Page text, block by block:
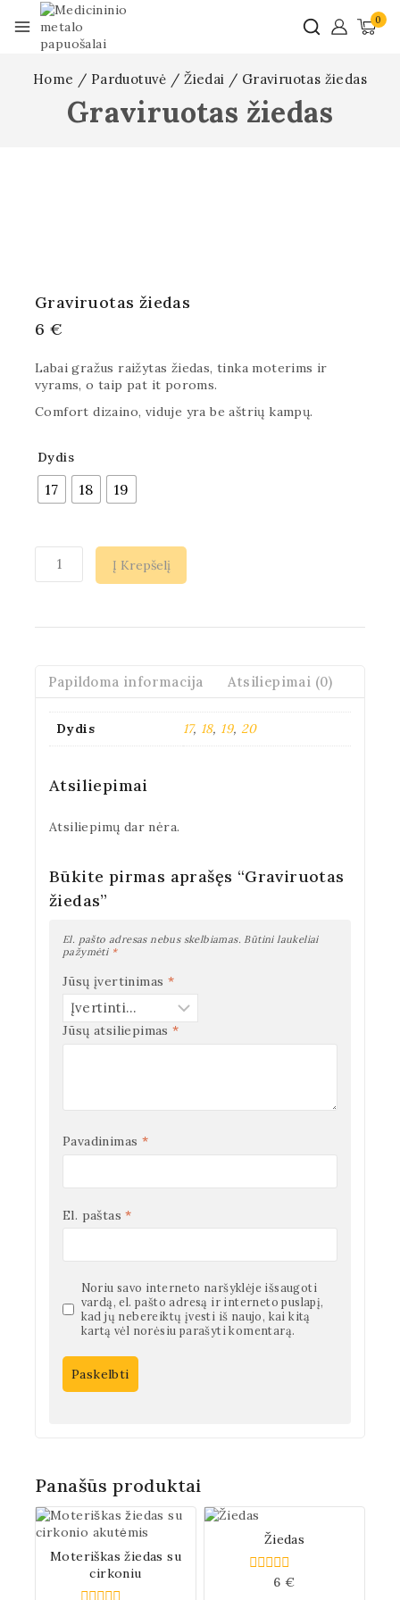
0
Home / Parduotuvė / Žiedai / Graviruotas žiedas
Graviruotas žiedas
Graviruotas žiedas
6 €
Labai gražus raižytas žiedas, tinka moterims ir
vyrams, o taip pat it poroms.
Comfort dizaino, viduje yra be aštrių kampų.
Dydis
17 18 19
Į Krepšelį
Papildoma informacija Atsiliepimai (0)
Dydis 17, 18, 19, 20
Atsiliepimai
Atsiliepimų dar nėra.
Būkite pirmas aprašęs “Graviruotas
žiedas”
El. pašto adresas nebus skelbiamas. Būtini laukeliai
pažymėti *
Jūsų įvertinimas *
Jūsų atsiliepimas*
Pavadinimas *
El. paštas*
Noriu savo interneto naršyklėje išsaugoti
vardą, el. pašto adresą ir interneto puslapį,
kad jų nebereiktų įvesti iš naujo, kai kitą
kartą vėl norėsiu parašyti komentarą.
Panašūs produktai
Moteriškas žiedas su
cirkoniu
Žiedas
6 €